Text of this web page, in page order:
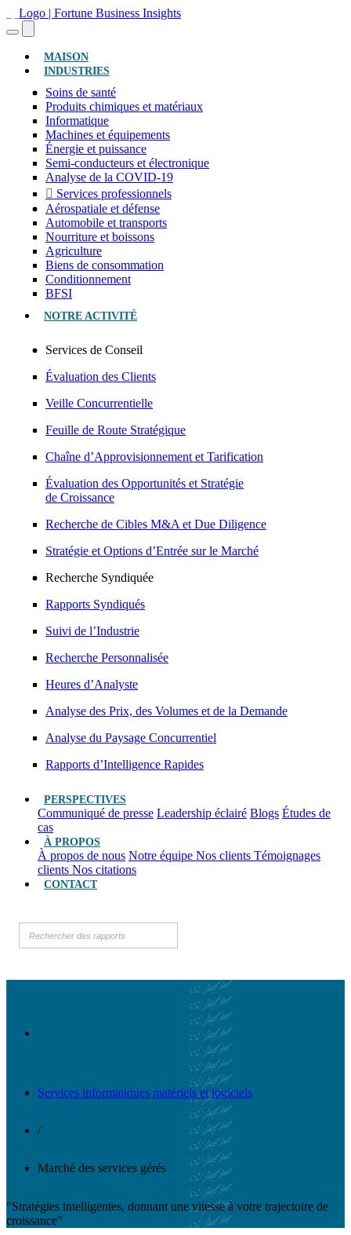
MAISON(ACTUEL)
INDUSTRIES
Soins de santé
Produits chimiques et matériaux
Informatique
Machines et équipements
Énergie et puissance
Semi-conducteurs et électronique
Analyse de la COVID-19
Services professionnels
Aérospatiale et défense
Automobile et transports
Nourriture et boissons
Agriculture
Biens de consommation
Conditionnement
BFSI
NOTRE ACTIVITÉ
Services de Conseil
Évaluation des Clients
Veille Concurrentielle
Feuille de Route Stratégique
Chaîne d’Approvisionnement et Tarification
Évaluation des Opportunités et Stratégie
de Croissance
Recherche de Cibles M&A et Due Diligence
Stratégie et Options d’Entrée sur le Marché
Recherche Syndiquée
Rapports Syndiqués
Suivi de l’Industrie
Recherche Personnalisée
Heures d’Analyste
Analyse des Prix, des Volumes et de la Demande
Analyse du Paysage Concurrentiel
Rapports d’Intelligence Rapides
PERSPECTIVES
Communiqué de presse Leadership éclairé Blogs Études de
cas
À PROPOS
À propos de nous Notre équipe Nos clients Témoignages
clients Nos citations
CONTACT
Services informatiques matériels et logiciels
/
Marché des services gérés
"Stratégies intelligentes, donnant une vitesse à votre trajectoire de
croissance"